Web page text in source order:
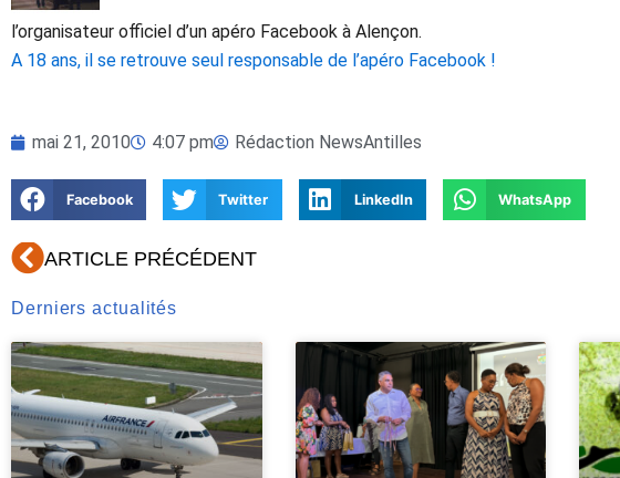
l’organisateur officiel d’un apéro Facebook à Alençon.
A 18 ans, il se retrouve seul responsable de l’apéro Facebook !
mai 21, 2010 4:07 pm Rédaction NewsAntilles
Facebook Twitter LinkedIn WhatsApp
Précédent
ARTICLE PRÉCÉDENT
Derniers actualités